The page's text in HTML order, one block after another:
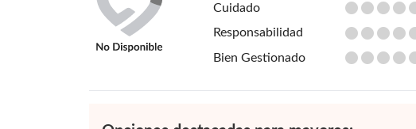
Cuidado
Responsabilidad
Bien Gestionado